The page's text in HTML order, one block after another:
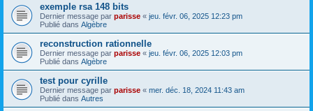
exemple rsa 148 bits
Dernier message par parisse « jeu. févr. 06, 2025 12:23 pm
Publié dans Algèbre
reconstruction rationnelle
Dernier message par parisse « jeu. févr. 06, 2025 12:03 pm
Publié dans Algèbre
test pour cyrille
Dernier message par parisse « mer. déc. 18, 2024 11:43 am
Publié dans Autres